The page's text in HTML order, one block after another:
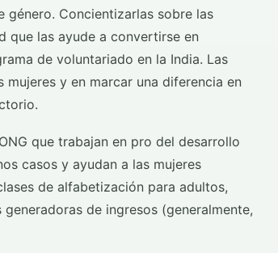
género. Concientizarlas sobre las
que las ayude a convertirse en
de voluntariado en la India. Las
y en marcar una diferencia en
que trabajan en pro del desarrollo
casos y ayudan a las mujeres
de alfabetización para adultos,
de ingresos (generalmente,